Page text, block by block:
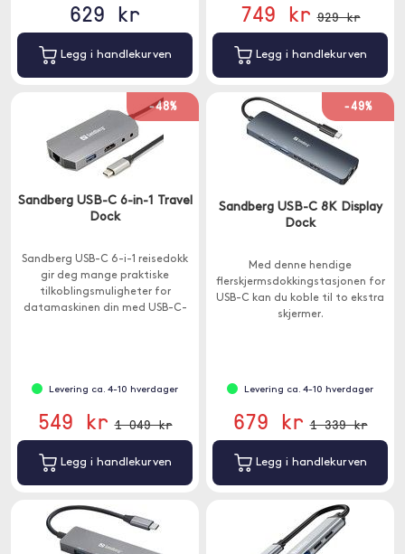
629 kr
Legg i handlekurven
749 kr 929 kr
Legg i handlekurven
-48%
Sandberg USB-C 6-in-1 Travel
Dock
Sandberg USB-C 6-i-1 reisedokk
gir deg mange praktiske
tilkoblingsmuligheter for
datamaskinen din med USB-C-
Levering ca. 4-10 hverdager
549 kr 1 049 kr
Legg i handlekurven
-49%
Sandberg USB-C 8K Display
Dock
Med denne hendige
flerskjermsdokkingstasjonen for
USB-C kan du koble til to ekstra
skjermer.
Levering ca. 4-10 hverdager
679 kr 1 339 kr
Legg i handlekurven